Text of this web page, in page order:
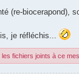
(re-biocerapond),
je réfléchis...
fichiers joints à ce